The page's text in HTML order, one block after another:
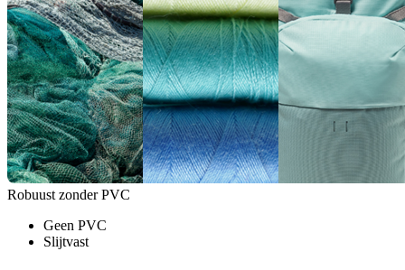
Robuust zonder PVC
Geen PVC
Slijtvast